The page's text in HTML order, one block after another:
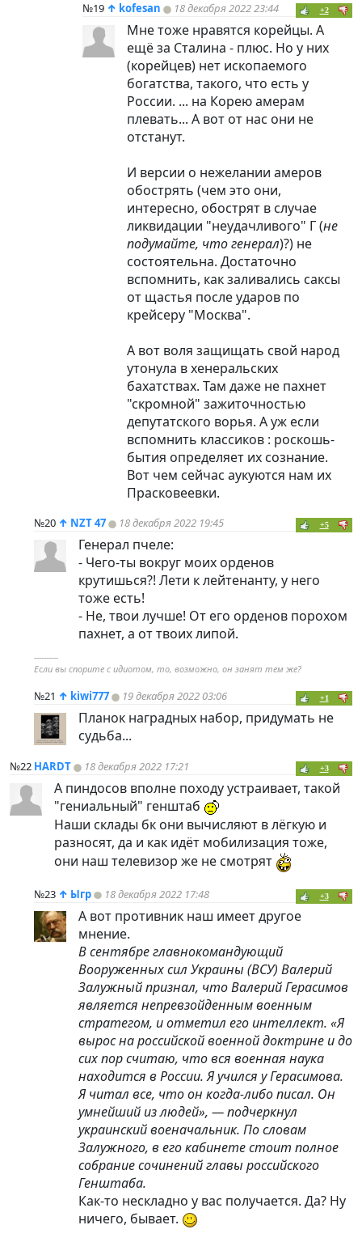
№19 ↑ kofesan 18 декабря 2022 23:44 +2
Мне тоже нравятся корейцы. А
ещё за Сталина - плюс. Но у них
(корейцев) нет ископаемого
богатства, такого, что есть у
России. ... на Корею амерам
плевать... А вот от нас они не
отстанут.
И версии о нежелании амеров
обострять (чем это они,
интересно, обострят в случае
ликвидации "неудачливого" Г (не
подумайте, что генерал)?) не
состоятельна. Достаточно
вспомнить, как заливались саксы
от щастья после ударов по
крейсеру "Москва".
А вот воля защищать свой народ
утонула в хенеральских
бахатствах. Там даже не пахнет
"скромной" зажиточностью
депутатского ворья. А уж если
вспомнить классиков : роскошь-
бытия определяет их сознание.
Вот чем сейчас аукуются нам их
Прасковеевки.
№20 ↑ NZT 47 18 декабря 2022 19:45 +5
Генерал пчеле:
- Чего-ты вокруг моих орденов
крутишься?! Лети к лейтенанту, у него
тоже есть!
- Не, твои лучше! От его орденов порохом
пахнет, а от твоих липой.
----------
Если вы спорите с идиотом, то, возможно, он занят тем же?
№21 ↑ kiwi777 19 декабря 2022 03:06 +1
Планок наградных набор, придумать не
судьба...
№22 HARDT 18 декабря 2022 17:21 +3
А пиндocов вполне походу устраивает, такой
"гениальный" генштаб
Наши склады бк они вычисляют в лёгкую и
разносят, да и как идёт мобилизация тоже,
они наш телевизор же не смотрят
№23 ↑ Ыгр 18 декабря 2022 17:48 +3
А вот противник наш имеет другое
мнение.
В сентябре главнокомандующий
Вооруженных сил Украины (ВСУ) Валерий
Залужный признал, что Валерий Герасимов
является непревзойденным военным
стратегом, и отметил его интеллект. «Я
вырос на российской военной доктрине и до
сих пор считаю, что вся военная наука
находится в России. Я учился у Герасимова.
Я читал все, что он когда-либо писал. Он
умнейший из людей», — подчеркнул
украинский военачальник. По словам
Залужного, в его кабинете стоит полное
собрание сочинений главы российского
Генштаба.
Как-то нескладно у вас получается. Да? Ну
ничего, бывает.